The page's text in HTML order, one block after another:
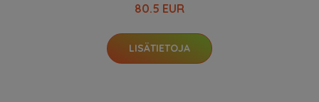
80.5 EUR
LISÄTIETOJA